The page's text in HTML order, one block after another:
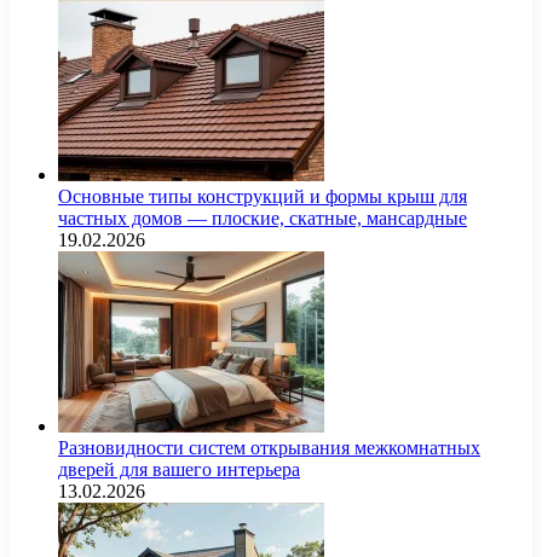
Основные типы конструкций и формы крыш для
частных домов — плоские, скатные, мансардные
19.02.2026
Разновидности систем открывания межкомнатных
дверей для вашего интерьера
13.02.2026